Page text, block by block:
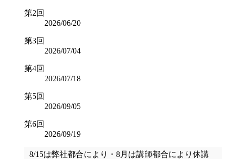
第2回
2026/06/20
第3回
2026/07/04
第4回
2026/07/18
第5回
2026/09/05
第6回
2026/09/19
8/15は弊社都合により・8月は講師都合により休講